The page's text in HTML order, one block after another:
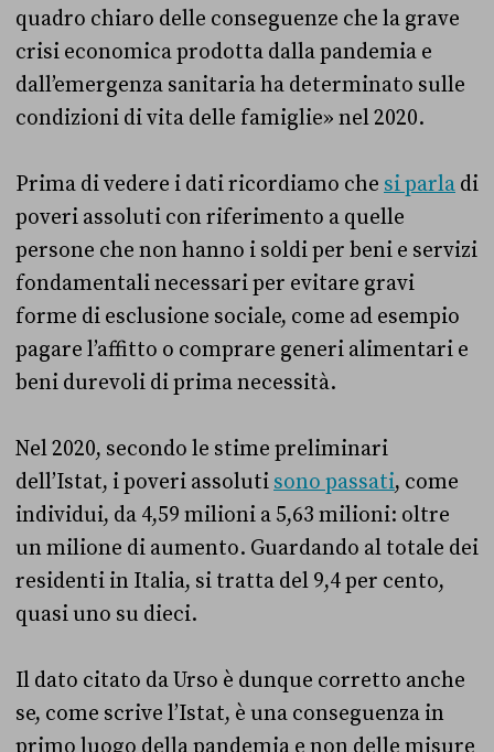
quadro chiaro delle conseguenze che la grave
crisi economica prodotta dalla pandemia e
dall’emergenza sanitaria ha determinato sulle
condizioni di vita delle famiglie» nel 2020.
Prima di vedere i dati ricordiamo che si parla di
poveri assoluti con riferimento a quelle
persone che non hanno i soldi per beni e servizi
fondamentali necessari per evitare gravi
forme di esclusione sociale, come ad esempio
pagare l’affitto o comprare generi alimentari e
beni durevoli di prima necessità.
Nel 2020, secondo le stime preliminari
dell’Istat, i poveri assoluti sono passati, come
individui, da 4,59 milioni a 5,63 milioni: oltre
un milione di aumento. Guardando al totale dei
residenti in Italia, si tratta del 9,4 per cento,
quasi uno su dieci.
Il dato citato da Urso è dunque corretto anche
se, come scrive l’Istat, è una conseguenza in
primo luogo della pandemia e non delle misure